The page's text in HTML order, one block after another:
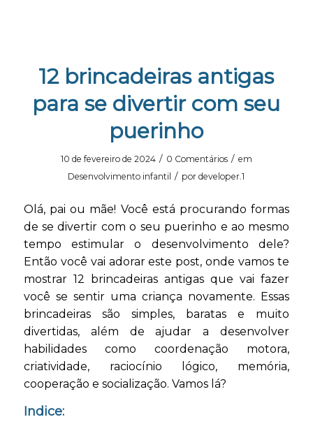
12 brincadeiras antigas
para se divertir com seu
puerinho
10 de fevereiro de 2024 / 0 Comentários / em
Desenvolvimento infantil
/ pordeveloper.1
Olá, pai ou mãe! Você está procurando formas
de se divertir com o seu puerinho e ao mesmo
tempo estimular o desenvolvimento dele?
Então você vai adorar este post, onde vamos te
mostrar 12 brincadeiras antigas que vai fazer
você se sentir uma criança novamente. Essas
brincadeiras são simples, baratas e muito
divertidas, além de ajudar a desenvolver
habilidades como coordenação motora,
criatividade, raciocínio lógico, memória,
cooperação e socialização. Vamos lá?
Indice: